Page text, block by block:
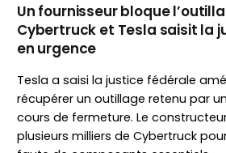
Un fournisseur bloque
Cybertruck et Tesla saisit la
en urgence
Tesla a saisi la justice fédérale
récupérer un outillage retenu par
cours de fermeture. Le
plusieurs milliers de Cybertruck